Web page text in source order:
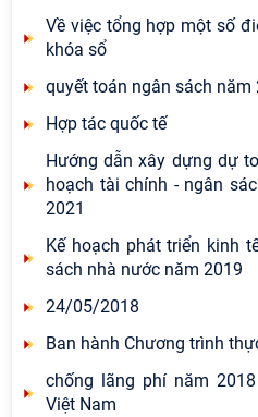
Về việc tổng hợp một số
khóa sổ
quyết toán ngân sách năm
Hợp tác quốc tế
Hướng dẫn xây dựng dự
hoạch tài chính - ngân
2021
Kế hoạch phát triển kinh
sách nhà nước năm 2019
24/05/2018
Ban hành Chương trình
chống lãng phí năm
Việt Nam